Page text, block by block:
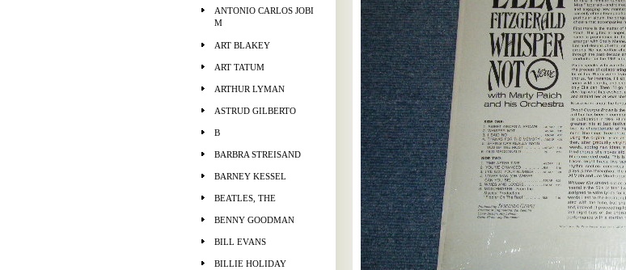
ANTONIO CARLOS JOBI
M
ART BLAKEY
ART TATUM
ARTHUR LYMAN
ASTRUD GILBERTO
B
BARBRA STREISAND
BARNEY KESSEL
BEATLES, THE
BENNY GOODMAN
BILL EVANS
BILLIE HOLIDAY